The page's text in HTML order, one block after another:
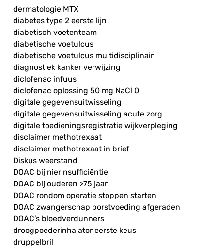
dermatologie MTX
diabetes type 2 eerste lijn
diabetisch voetenteam
diabetische voetulcus
diabetische voetulcus multidisciplinair
diagnostiek kanker verwijzing
diclofenac infuus
diclofenac oplossing 50 mg NaCl 0
digitale gegevensuitwisseling
digitale gegevensuitwisseling acute zorg
digitale toedieningsregistratie wijkverpleging
disclaimer methotrexaat
disclaimer methotrexaat in brief
Diskus weerstand
DOAC bij nierinsufficiëntie
DOAC bij ouderen >75 jaar
DOAC rondom operatie stoppen starten
DOAC zwangerschap borstvoeding afgeraden
DOAC’s bloedverdunners
droogpoederinhalator eerste keus
druppelbril